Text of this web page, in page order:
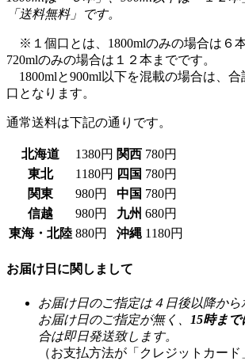
「送料無料」です。
※１個口とは、1800mlのみの場合は６
720mlのみの場合は１２本までです。
1800mlと900ml以下を混載の場合は、
口となります。
通常送料は下記の通りです。
北海道 1380円 関西 780円
東北
1180円 四国 780円
関東
980円 中国 780円
信越
980円 九州 680円
東海・北陸 880円 沖縄 1180円
お届け日に関しまして
お届け日のご指定は４日後以降から
お届け日のご指定が無く、
15時まで
合は即日発送致します。
（お支払方法が「クレジットカー